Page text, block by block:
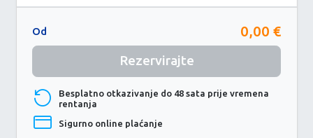
Od 0,00 €
Rezervirajte
Besplatno otkazivanje do 48 sata prije vremena
rentanja
Sigurno online plaćanje